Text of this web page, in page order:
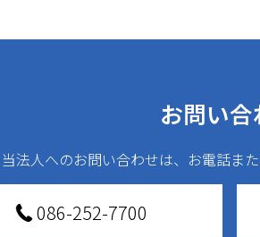
お問い合
当法人へのお問い合わせは、お電話ま
086-252-7700